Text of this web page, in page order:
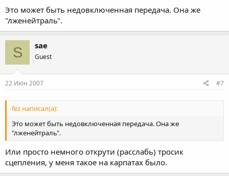
Это может быть недовключенная передача. Она же
"лженейтраль".
S sae
Guest
22 Июн 2007 #7
fez написал(а):
Это может быть недовключенная передача. Она же
"лженейтраль".
Или просто немного открути (расслабь) тросик
сцепления, у меня такое на карпатах было.